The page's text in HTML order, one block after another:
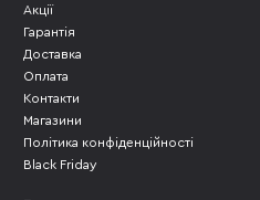
Акції
Гарантія
Доставка
Оплата
Контакти
Магазини
Політика конфіденційності
Black Friday